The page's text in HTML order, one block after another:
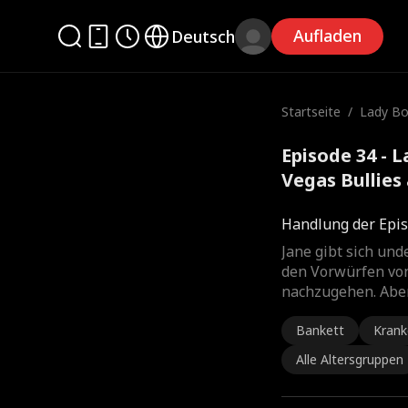
Deutsch Aufladen
Startseite / Lady
Episode 34 -
Vegas
Handlung der
Jane gibt sich
den Vorwürfen
nachzugehen.
Bankett
Alle Altersgruppen